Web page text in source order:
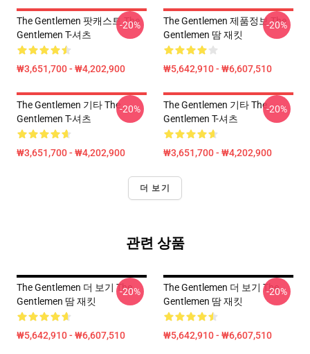
The Gentlemen 팟캐스트 The
Gentlemen T-셔츠
₩3,651,700 - ₩4,202,900
-20%
The Gentlemen 제품정보 The
Gentlemen 땀 재킷
₩5,642,910 - ₩6,607,510
-20%
The Gentlemen 기타 The
Gentlemen T-셔츠
₩3,651,700 - ₩4,202,900
-20%
The Gentlemen 기타 The
Gentlemen T-셔츠
₩3,651,700 - ₩4,202,900
-20%
더 보기
관련 상품
The Gentlemen 더 보기 The
Gentlemen 땀 재킷
₩5,642,910 - ₩6,607,510
-20%
The Gentlemen 더 보기 The
Gentlemen 땀 재킷
₩5,642,910 - ₩6,607,510
-20%